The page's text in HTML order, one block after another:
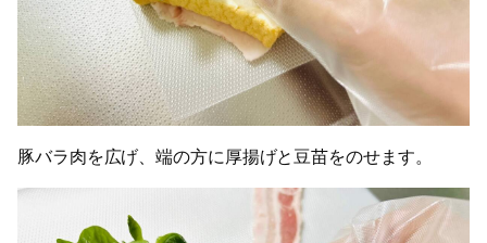
豚バラ肉を広げ、端の方に厚揚げと豆苗をのせます。